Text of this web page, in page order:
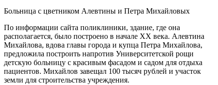
Больница с цветником Алевтины и Петра Михайловых
По информации сайта поликлиники, здание, где она
располагается, было построено в начале ХХ века. Алевтина
Михайлова, вдова главы города и купца Петра Михайлова,
предложила построить напротив Университетской рощи
детскую больницу с красивым фасадом и садом для отдыха
пациентов. Михайлов завещал 100 тысяч рублей и участок
земли для строительства учреждения.